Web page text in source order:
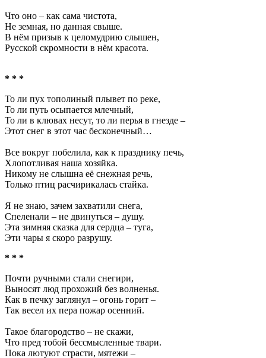
Что оно – как сама чистота,
Не земная, но данная свыше.
В нём призыв к целомудрию слышен,
Русской скромности в нём красота.
* * *
То ли пух тополиный плывет по реке,
То ли путь осыпается млечный,
То ли в клювах несут, то ли перья в гнезде –
Этот снег в этот час бесконечный…
Все вокруг побелила, как к празднику печь,
Хлопотливая наша хозяйка.
Никому не слышна её снежная речь,
Только птиц расчирикалась стайка.
Я не знаю, зачем захватили снега,
Спеленали – не двинуться – душу.
Эта зимняя сказка для сердца – туга,
Эти чары я скоро разрушу.
* * *
Почти ручными стали снегири,
Выносят люд прохожий без волненья.
Как в печку заглянул – огонь горит –
Так весел их пера пожар осенний.
Такое благородство – не скажи,
Что пред тобой бессмысленные твари.
Пока лютуют страсти, мятежи –